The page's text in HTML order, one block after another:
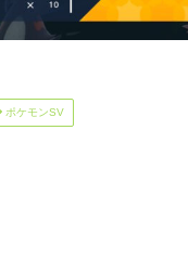
ポケモンSV